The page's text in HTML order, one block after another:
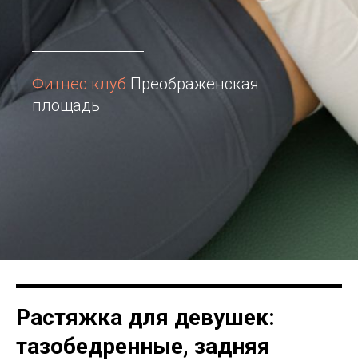
Фитнес клуб Преображенская
площадь
Растяжка для девушек:
тазобедренные, задняя